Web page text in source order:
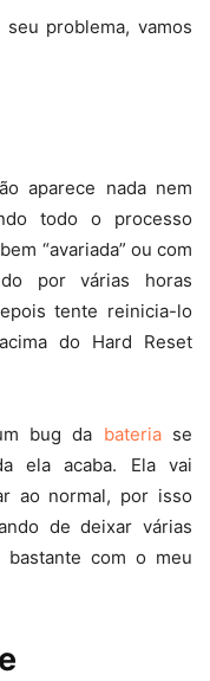
problema, vamos
aparece nada nem
todo o processo
“avariada” ou com
por várias horas
tente reinicia-lo
do Hard Reset
bug da bateriase
ela acaba. Ela vai
ao normal, por isso
de deixar várias
bastante com o meu